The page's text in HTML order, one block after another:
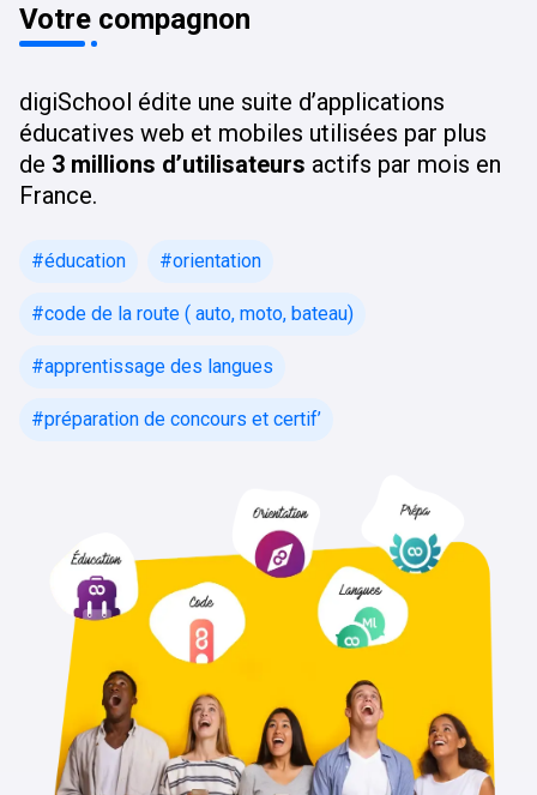
Votre compagnon
digiSchool édite une suite d’applications
éducatives web et mobiles utilisées par plus
de 3 millions d’utilisateurs actifs par mois en
France.
#éducation #orientation
#code de la route ( auto, moto, bateau)
#apprentissage des langues
#préparation de concours et certif’